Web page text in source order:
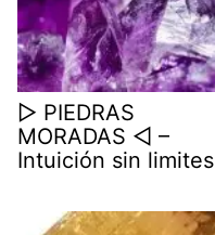
▷ PIEDRAS
MORADAS ◁ –
Intuición sin limites